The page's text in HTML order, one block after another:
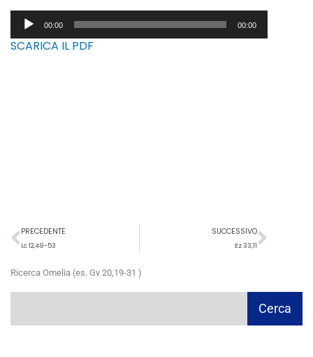
Audio
Player00:00 00:00
SCARICA IL PDF
Precedente
PRECEDENTE
Lc 12,49-53
SUCCESSIVO
Ez 33,11
Ricerca Omelia (es. Gv 20,19-31 )
Cerca